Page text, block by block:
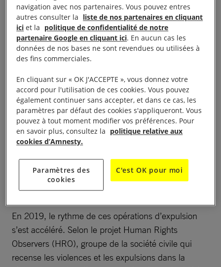
aux émeutes et à gérer des foules plutôt que des
personnes ayant besoin de protection, cela donne
souvent lieu à des pratiques abusives contre les
personnes migrantes ou réfugiées et les défenseurs.
ces opérations afin de contrôler les papiers des
migrants, et elle procède fréquemment à des
arrestations. Dans la plupart des cas, les personnes
arrêtées sont libérées quelques jours plus tard,
parfois sans aucun document faisant état de leur
arrestation, et souvent après avoir reçu une
« obligation de quitter le territoire français », sans
pour autant être rapatriées ou reconduites à la
frontière.
En 2019, le rythme de ces opérations d’expulsion
s’est accéléré. Selon le projet Human Rights
Observers (HRO), groupe de la société civile qui
recense les violences et les expulsions dans la
navigation avec nos partenaires. Vous pouvez entres
autres consulter la liste de nos partenaires en cliquant
ici et la politique de confidentialité de notre
partenaire Google en cliquant ici. En aucun cas les
données de nos bases ne sont revendues ou utilisées à
des fins commerciales.
En cliquant sur « OK J'ACCEPTE », vous donnez votre
accord pour l'utilisation de ces cookies. Vous pouvez
également continuer sans accepter, et dans ce cas, les
paramètres par défaut des cookies s'appliqueront. Vous
pouvez à tout moment modifier vos préférences. Pour
en savoir plus, consultez la politique relative aux
cookies d’Amnesty.
Paramètres des
cookies
C'est OK pour moi